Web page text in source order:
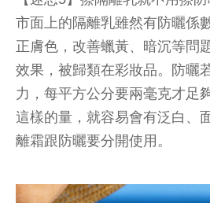
市面上的隔離乳雖然有防曬係
正膚色，改善蠟黃、暗沉等問
效果，被歸類在彩妝品。防曬
力，每平方公分要兩毫克才足
這樣的量，就容易會有泛白、
離霜跟防曬要分開使用。